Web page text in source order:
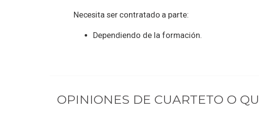
Necesita ser contratado a parte:
Dependiendo de la formación.
OPINIONES DE CUARTETO O